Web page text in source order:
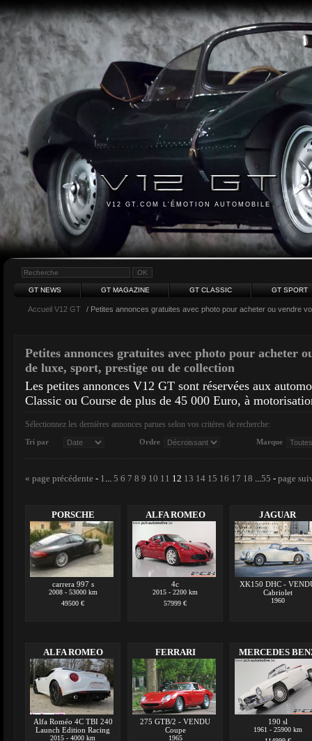
V12 GT.COM L'ÉMOTION AUTOMOBILE
GT NEWS GT MAGAZINE GT CLASSIC GT SPORT
Accueil V12 GT / Petites annonces gratuites avec photo pour acheter ou vendre
Petites annonces gratuites avec photo pour acheter
de luxe, sport, prestige ou de collection
Les petites annonces V12 GT sont réservées aux
Classic ou Course de plus de 45 000 Euro, à
Sélectionnez les dernières annonces parues selon vos critères de recherche:
Tri par Ordre Marque
« page précédente - 1... 5 6 7 8 9 10 11 12 13 14 15 16 17 18 ...55 - page
PORSCHE
carrera 997 s
2008 - 53000 km
49500 €
ALFA ROMEO
4c
2015 - 2200 km
57999 €
JAGUAR
XK150 DHC -
Cabriolet
1960
ALFA ROMEO
Alfa Roméo 4C TBI 240
Launch Edition Racing
2015 - 4000 km
FERRARI
275 GTB/2 - VENDU
Coupe
1965
MERCEDES
190 sl
1961 - 25900 km